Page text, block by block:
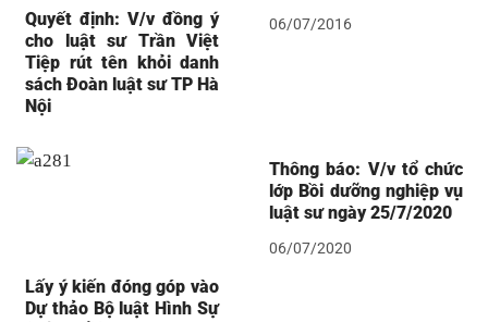
Quyết định: V/v đồng ý
cho luật sư Trần Việt
Tiệp rút tên khỏi danh
sách Đoàn luật sư TP Hà
Nội
06/07/2016
Lấy ý kiến đóng góp vào
Dự thảo Bộ luật Hình Sự
Thông báo: V/v tổ chức
lớp Bồi dưỡng nghiệp vụ
luật sư ngày 25/7/2020
06/07/2020